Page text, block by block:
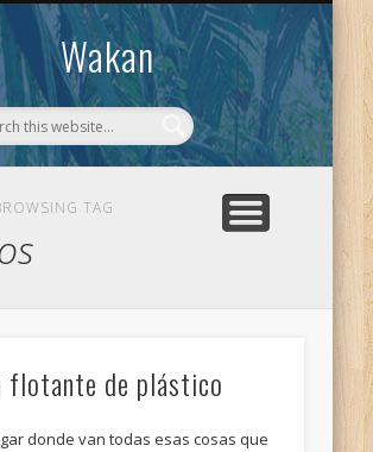
Wakan
WAKAN
CONTACTO
TAG
flotante de plástico
donde van todas esas cosas que